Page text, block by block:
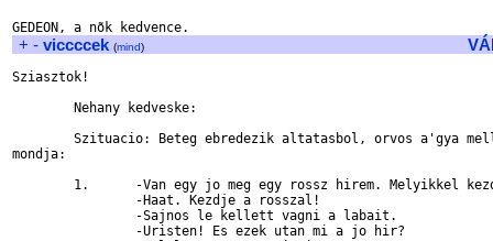
+ - viccccek (mind)
Sziasztok!
mondja: